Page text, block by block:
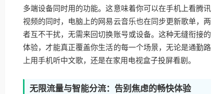
多端设备同时用的功能。这意味着你可以在手机上看腾讯
视频的同时，电脑上的网易云音乐也在同步更新歌单，两
者互不干扰，无需来回切换账号或设备。这种无缝衔接的
体验，才能真正覆盖你生活的每一个场景，无论是通勤路
上用手机听中文歌，还是在家用电视盒子投屏看剧。
无限流量与智能分流：告别焦虑的畅快体验